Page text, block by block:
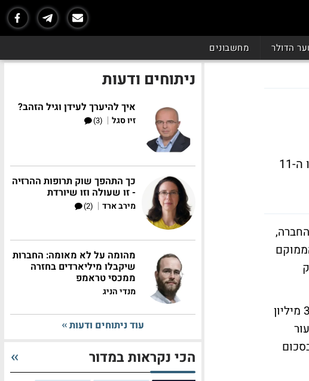
הדולר מחשבונים
דמי השכירות השנתיים מייצגים תשואה של כ-6.7% עבור פרופיט על ההשקעה בנכס, שהנו ה-11
והממוקם
פרנק
הנכס הנרכש משתרע על פני שטח של כ-9,126 מ"ר והוא מניב הכנסות שנתיות בהיקף של כ-3.4 מיליון
בסכום
ניתוחים ודעות
איך להיערך לעידן וגיל הזהב?
זיו סגל |
(3)
כך התהפך שוק תרופות ההרזיה
- זו שעולה וזו שיורדת
מירב ארד |
(2)
מהומה על לא מאומה: החברות
שיקבלו מיליארדים בחזרה
ממכסי טראמפ
מנדי הניג
עוד ניתוחים ודעות
הכי נקראות במדור